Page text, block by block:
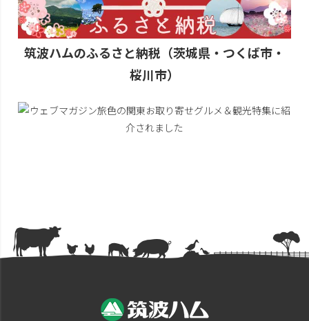
筑波ハムのふるさと納税（茨城県・つくば市・
桜川市）